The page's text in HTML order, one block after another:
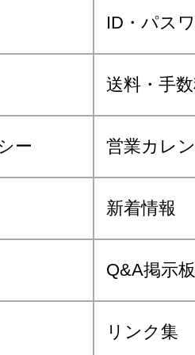
ID・パス
送料・手
ー 営業カレ
新着情報
Q&A掲示板
リンク集